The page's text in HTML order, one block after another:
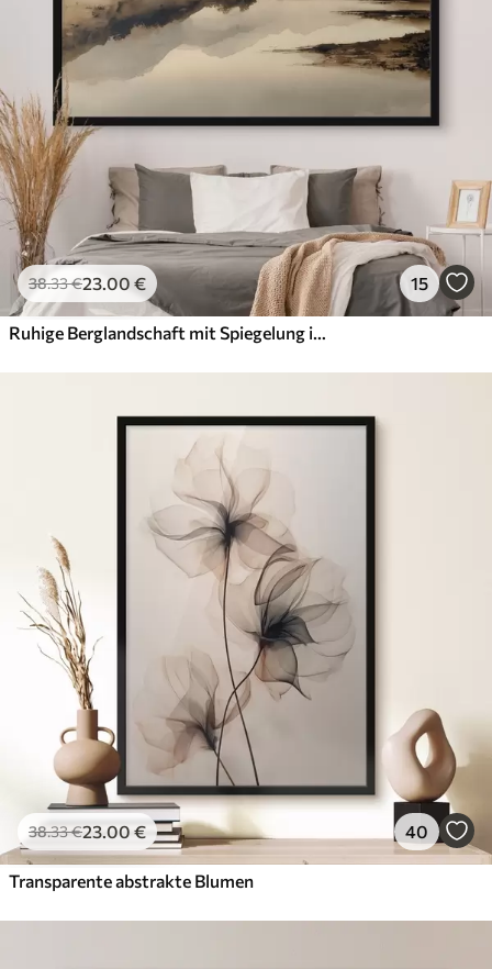
38.33€23.00 € 15
Ruhige Berglandschaft mit Spiegelung im Wasser
38.33€23.00 € 40
Transparente abstrakte Blumen